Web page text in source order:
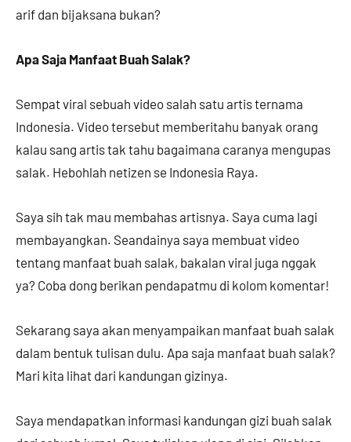
arif dan bijaksana bukan?
Apa Saja Manfaat Buah Salak?
Sempat viral sebuah video salah satu artis ternama
Indonesia. Video tersebut memberitahu banyak orang
kalau sang artis tak tahu bagaimana caranya mengupas
salak. Hebohlah netizen se Indonesia Raya.
Saya sih tak mau membahas artisnya. Saya cuma lagi
membayangkan. Seandainya saya membuat video
tentang manfaat buah salak, bakalan viral juga nggak
ya? Coba dong berikan pendapatmu di kolom komentar!
Sekarang saya akan menyampaikan manfaat buah salak
dalam bentuk tulisan dulu. Apa saja manfaat buah salak?
Mari kita lihat dari kandungan gizinya.
Saya mendapatkan informasi kandungan gizi buah salak